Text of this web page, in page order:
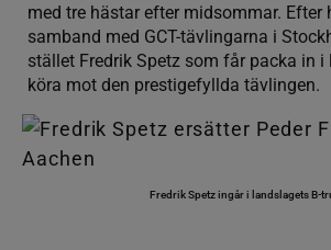
med tre hästar efter midsommar. Efter
samband med GCT-tävlingarna i
stället Fredrik Spetz som får packa in i
köra mot den prestigefyllda tävlingen.
Fredrik Spetz ingår i landslagets B-